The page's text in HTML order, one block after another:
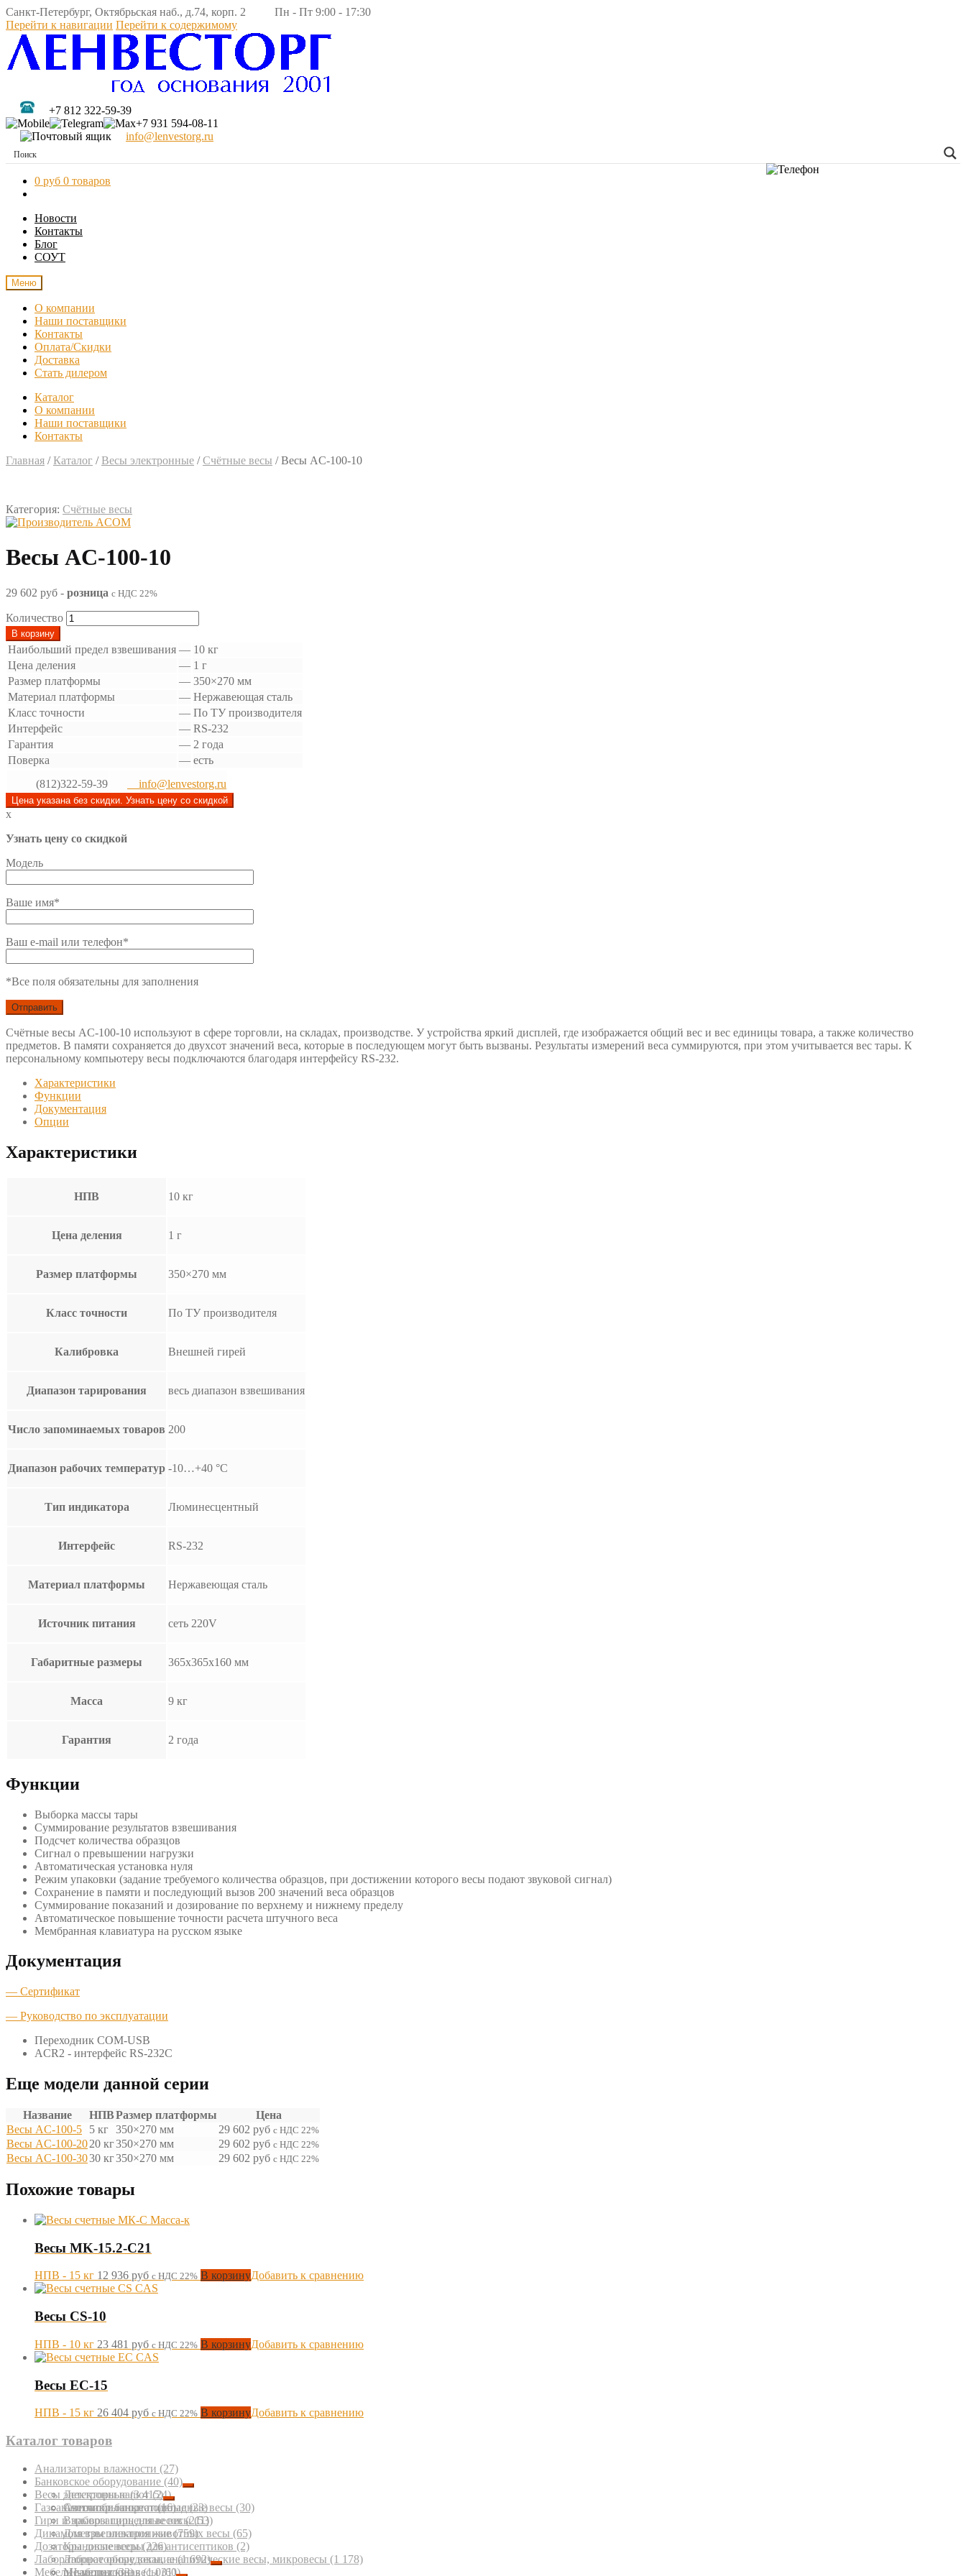
Санкт-Петербург, Октябрьская наб., д.74, корп. 2 Пн - Пт 9:00 - 17:30
Перейти к навигации Перейти к содержимому
+7 812 322-59-39
+7 931 594-08-11
info@lenvestorg.ru
0 руб 0 товаров
Новости
Контакты
Блог
СОУТ
Меню
О компании
Наши поставщики
Контакты
Оплата/Скидки
Доставка
Стать дилером
Каталог
О компании
Наши поставщики
Контакты
Главная / Каталог / Весы электронные /Счётные весы /Весы AC-100-10
Категория: Счётные весы
Весы AC-100-10
29 602 руб - розница с НДС 22%
Количество
В корзину
Наибольший предел взвешивания — 10 кг
Цена деления
— 1 г
Размер платформы
— 350×270 мм
Материал платформы
— Нержавеющая сталь
Класс точности
— По ТУ производителя
Интерфейс
— RS-232
Гарантия
— 2 года
Поверка
— есть
(812)322-59-39
info@lenvestorg.ru
Цена указана без скидки. Узнать цену со скидкой
x
Узнать цену со скидкой
Модель
Ваше имя*
Ваш e-mail или телефон*
*Все поля обязательны для заполнения
Счётные весы AC-100-10 используют в сфере торговли, на складах, производстве. У устройства яркий дисплей, где изображается общий вес и вес единицы товара, а также количество
предметов. В памяти сохраняется до двухсот значений веса, которые в последующем могут быть вызваны. Результаты измерений веса суммируются, при этом учитывается вес тары. К
персональному компьютеру весы подключаются благодаря интерфейсу RS-232.
Характеристики
Функции
Документация
Опции
Характеристики
НПВ 10 кг
Цена деления 1 г
Размер платформы 350×270 мм
Класс точности По ТУ производителя
Калибровка Внешней гирей
Диапазон тарирования весь диапазон взвешивания
Число запоминаемых товаров 200
Диапазон рабочих температур -10…+40 °С
Тип индикатора Люминесцентный
Интерфейс RS-232
Материал платформы Нержавеющая сталь
Источник питания сеть 220V
Габаритные размеры 365х365х160 мм
Масса 9 кг
Гарантия 2 года
Функции
Выборка массы тары
Суммирование результатов взвешивания
Подсчет количества образцов
Сигнал о превышении нагрузки
Автоматическая установка нуля
Режим упаковки (задание требуемого количества образцов, при достижении которого весы подают звуковой сигнал)
Сохранение в памяти и последующий вызов 200 значений веса образцов
Суммирование показаний и дозирование по верхнему и нижнему пределу
Автоматическое повышение точности расчета штучного веса
Мембранная клавиатура на русском языке
Документация
— Сертификат
— Руководство по эксплуатации
Переходник COM-USB
ACR2 - интерфейс RS-232C
Еще модели данной серии
Название НПВРазмер платформы
Цена
Весы AC-100-5
5 кг 350×270 мм 29 602 руб с НДС 22%
Весы AC-100-2020 кг350×270 мм 29 602 руб с НДС 22%
Весы AC-100-3030 кг350×270 мм 29 602 руб с НДС 22%
Похожие товары
Весы MK-15.2-С21
НПВ - 15 кг 12 936 руб с НДС 22% В корзинуДобавить к сравнению
Весы CS-10
НПВ - 10 кг 23 481 руб с НДС 22% В корзинуДобавить к сравнению
Весы EC-15
НПВ - 15 кг 26 404 руб с НДС 22% В корзинуДобавить к сравнению
Каталог товаров
Анализаторы влажности (27)
Банковское оборудование (40)
Детекторы валют(24)
Счетчики банкнот(16)
Весы электронные(3 415)
Автомобильные подкладные весы (30)
Взрывозащищенные весы(53)
Для взвешивания животных весы (65)
Крановые весы(226)
Лабораторные весы, аналитические весы, микровесы (1 178)
Медицинские весы(60)
Газоанализаторы портативные(23)
Гири и наборы гирь для весов(211)
Динамометры электронные(759)
Дозаторы диспенсеры для антисептиков (2)
Лабораторное оборудование(1 692)
pH-метры(33)
Мебель лабораторная(1 031)